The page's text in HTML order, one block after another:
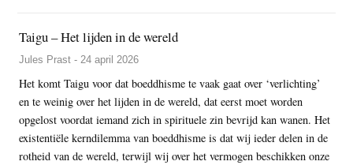
Taigu – Het lijden in de wereld
Jules Prast - 24 april 2026
Het komt Taigu voor dat boeddhisme te vaak gaat over ‘verlichting’
en te weinig over het lijden in de wereld, dat eerst moet worden
opgelost voordat iemand zich in spirituele zin bevrijd kan wanen. Het
existentiële kerndilemma van boeddhisme is dat wij ieder delen in de
rotheid van de wereld, terwijl wij over het vermogen beschikken onze